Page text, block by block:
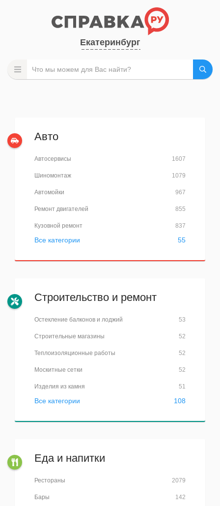
Екатеринбург
Авто
1607
Автосервисы
1079
Шиномонтаж
967
Автомойки
855
Ремонт двигателей
837
Кузовной ремонт
55
Все категории
Строительство и ремонт
53
Остекление балконов и лоджий
52
Строительные магазины
52
Теплоизоляционные работы
52
Москитные сетки
51
Изделия из камня
108
Все категории
Еда и напитки
2079
Рестораны
142
Бары